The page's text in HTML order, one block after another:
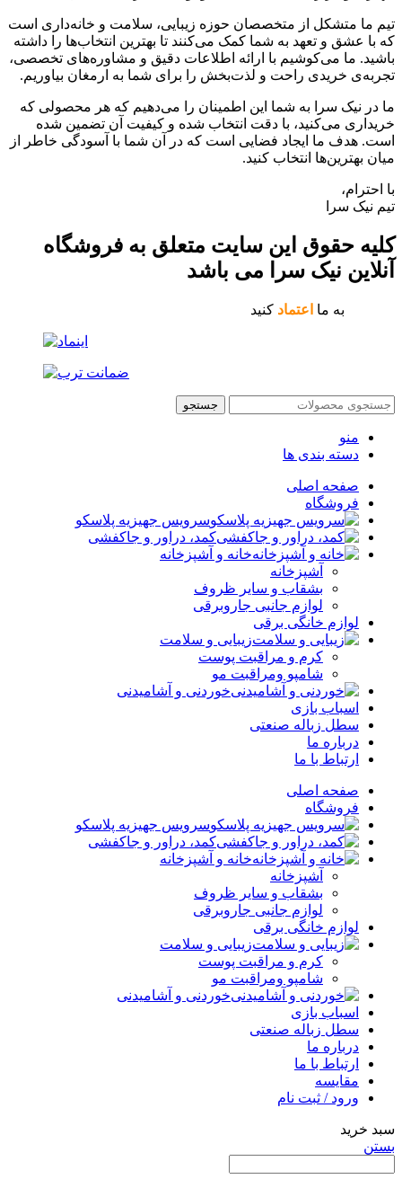
تیم ما متشکل از متخصصان حوزه زیبایی، سلامت و خانه‌داری است
که با عشق و تعهد به شما کمک می‌کنند تا بهترین انتخاب‌ها را داشته
باشید. ما می‌کوشیم با ارائه اطلاعات دقیق و مشاوره‌های تخصصی،
تجربه‌ی خریدی راحت و لذت‌بخش را برای شما به ارمغان بیاوریم.
ما در نیک سرا به شما این اطمینان را می‌دهیم که هر محصولی که
خریداری می‌کنید، با دقت انتخاب شده و کیفیت آن تضمین شده
است. هدف ما ایجاد فضایی است که در آن شما با آسودگی خاطر از
میان بهترین‌ها انتخاب کنید.
با احترام،
تیم نیک سرا
کلیه حقوق این سایت متعلق به فروشگاه
آنلاین نیک سرا می باشد
به ما اعتماد کنید
جستجو
منو
دسته بندی ها
صفحه اصلی
فروشگاه
سرویس جهیزیه پلاسکو
کمد، دراور و جاکفشی
خانه و آشپزخانه
آشپزخانه
بشقاب و سایر ظروف
لوازم جانبی جاروبرقی
لوازم خانگی برقی
زیبایی و سلامت
کرم و مراقبت پوست
شامپو ومراقبت مو
خوردنی و آشامیدنی
اسباب بازی
سطل زباله صنعتی
درباره ما
ارتباط با ما
صفحه اصلی
فروشگاه
سرویس جهیزیه پلاسکو
کمد، دراور و جاکفشی
خانه و آشپزخانه
آشپزخانه
بشقاب و سایر ظروف
لوازم جانبی جاروبرقی
لوازم خانگی برقی
زیبایی و سلامت
کرم و مراقبت پوست
شامپو ومراقبت مو
خوردنی و آشامیدنی
اسباب بازی
سطل زباله صنعتی
درباره ما
ارتباط با ما
مقایسه
ورود / ثبت نام
سبد خرید
بستن